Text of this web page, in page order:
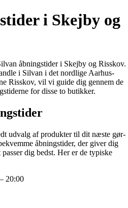
i Skejby og
åbningstider i Skejby og Risskov.
i Silvan i det nordlige Aarhus-
Risskov, vil vi guide dig gennem de
for disse to butikker.
udvalg af produkter til dit næste gør-
åbningstider, der giver dig
dig bedst. Her er de typiske
20:00